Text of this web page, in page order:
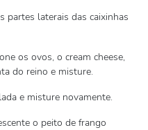
partes laterais das caixinhas
os ovos, o cream cheese,
do reino e misture.
e misture novamente.
o peito de frango